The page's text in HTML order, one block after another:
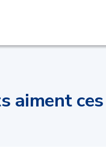
aiment